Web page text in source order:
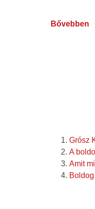
Bővebben
Grósz
A
Amit